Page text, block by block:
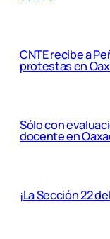
CNTE recibe a
protestas en
Sólo con
docente en
¡La Sección 22